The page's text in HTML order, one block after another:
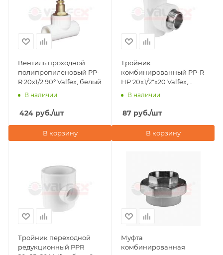
Вентиль проходной
полипропиленовый PP-
R 20х1/2 90° Valfex, белый
В наличии
424 руб./шт
В корзину
Тройник
комбинированный PP-R
НР 20х1/2"х20 Valfex,
белый
В наличии
87 руб./шт
В корзину
Тройник переходной
редукционный PPR
Муфта
комбинированная